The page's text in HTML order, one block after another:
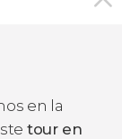
en la
tour en